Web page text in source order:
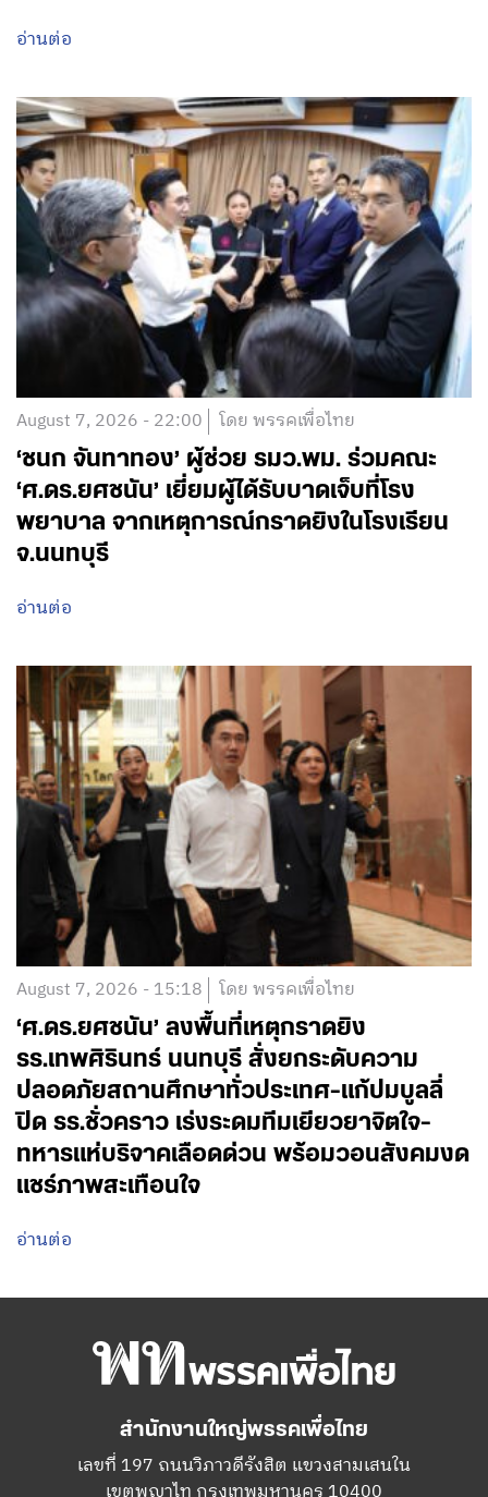
อ่านต่อ
August 7, 2026 - 22:00 โดย พรรคเพื่อไทย
‘ชนก จันทาทอง’ ผู้ช่วย รมว.พม. ร่วมคณะ
‘ศ.ดร.ยศชนัน’ เยี่ยมผู้ได้รับบาดเจ็บที่โรง
พยาบาล จากเหตุการณ์กราดยิงในโรงเรียน
จ.นนทบุรี
อ่านต่อ
August 7, 2026 - 15:18 โดย พรรคเพื่อไทย
‘ศ.ดร.ยศชนัน’ ลงพื้นที่เหตุกราดยิง
รร.เทพศิรินทร์ นนทบุรี สั่งยกระดับความ
ปลอดภัยสถานศึกษาทั่วประเทศ-แก้ปมบูลลี่
ปิด รร.ชั่วคราว เร่งระดมทีมเยียวยาจิตใจ-
ทหารแห่บริจาคเลือดด่วน พร้อมวอนสังคมงด
แชร์ภาพสะเทือนใจ
อ่านต่อ
สำนักงานใหญ่พรรคเพื่อไทย
เลขที่ 197 ถนนวิภาวดีรังสิต แขวงสามเสนใน